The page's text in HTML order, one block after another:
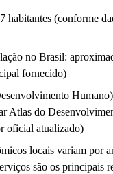
habitantes (conforme
no Brasil:
fornecido)
Atlas do
oficial atualizado)
locais variam por
são os principais